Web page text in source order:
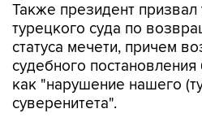
Также президент
турецкого суда по
статуса мечети, причем
судебного постановления
как "нарушение нашего
суверенитета".